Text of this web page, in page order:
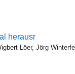
herausr
Löer, Jörg